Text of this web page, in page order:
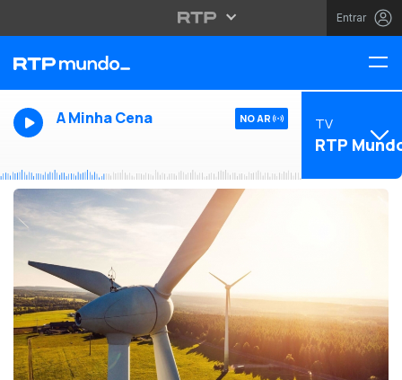
Entrar
A Minha Cena NO AR TV
RTP